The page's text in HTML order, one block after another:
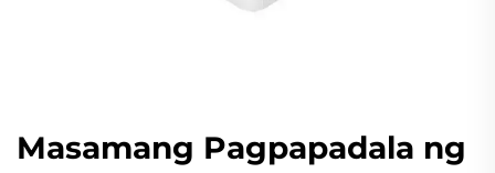
Masamang Pagpapadala ng